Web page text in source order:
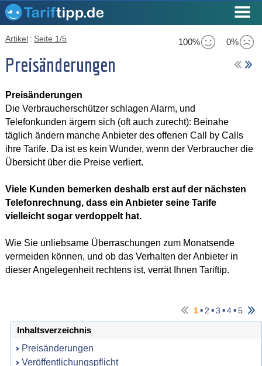
100% 0%
Artikel : Seite 1/5
Preisänderungen
Preisänderungen
Die Verbraucherschützer schlagen Alarm, und
Telefonkunden ärgern sich (oft auch zurecht): Beinahe
täglich ändern manche Anbieter des offenen Call by Calls
ihre Tarife. Da ist es kein Wunder, wenn der Verbraucher die
Übersicht über die Preise verliert.
Viele Kunden bemerken deshalb erst auf der nächsten
Telefonrechnung, dass ein Anbieter seine Tarife
vielleicht sogar verdoppelt hat.
Wie Sie unliebsame Überraschungen zum Monatsende
vermeiden können, und ob das Verhalten der Anbieter in
dieser Angelegenheit rechtens ist, verrät Ihnen Tariftip.
1▪ 2 ▪3 ▪4▪5
Inhaltsverzeichnis
Preisänderungen
Veröffentlichungspflicht